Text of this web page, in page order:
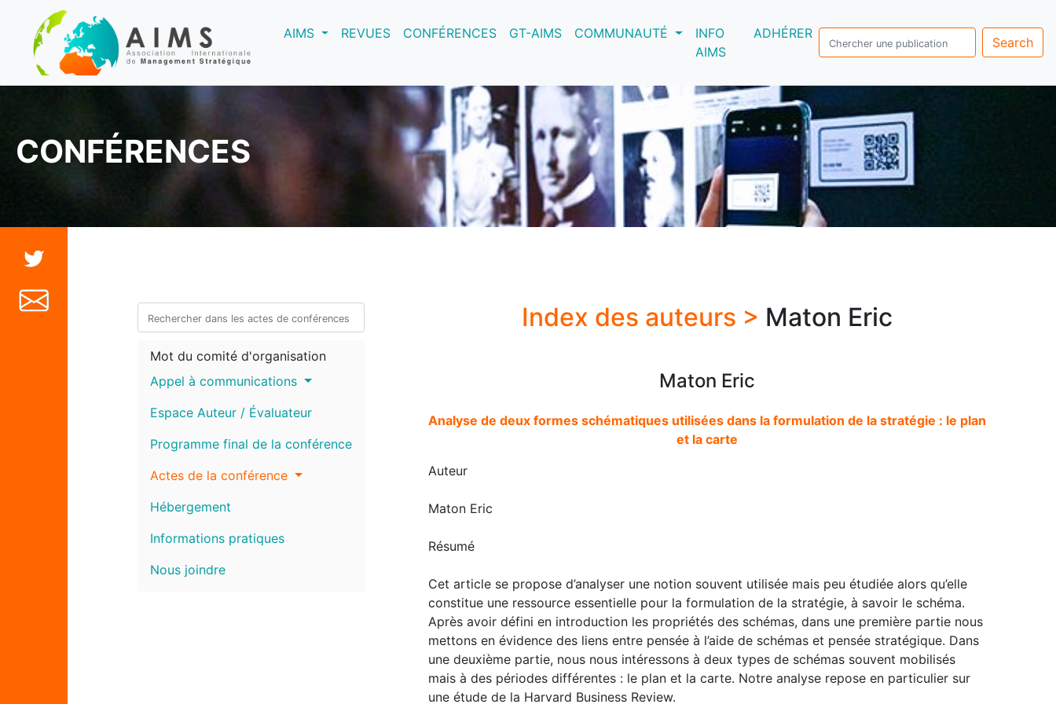
AIMS(current)REVUES CONFÉRENCES GT-AIMS COMMUNAUTÉ
INFO
AIMS
ADHÉRER
Search
CONFÉRENCES
Mot du comité d'organisation
Appel à communications
Espace Auteur / Évaluateur
Programme final de la conférence
Actes de la conférence
Hébergement
Informations pratiques
Nous joindre
Index des auteurs > Maton Eric
Maton Eric
Analyse de deux formes schématiques utilisées dans la formulation de la stratégie : le plan
et la carte
Auteur
Maton Eric
Résumé
Cet article se propose d’analyser une notion souvent utilisée mais peu étudiée alors qu’elle
constitue une ressource essentielle pour la formulation de la stratégie, à savoir le schéma.
Après avoir défini en introduction les propriétés des schémas, dans une première partie nous
mettons en évidence des liens entre pensée à l’aide de schémas et pensée stratégique. Dans
une deuxième partie, nous nous intéressons à deux types de schémas souvent mobilisés
mais à des périodes différentes : le plan et la carte. Notre analyse repose en particulier sur
une étude de la Harvard Business Review.